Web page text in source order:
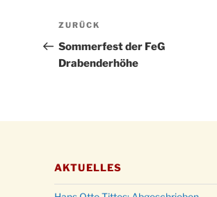
Beitragsnavigation
Vorheriger
Beitrag
ZURÜCK
Sommerfest der FeG
Drabenderhöhe
AKTUELLES